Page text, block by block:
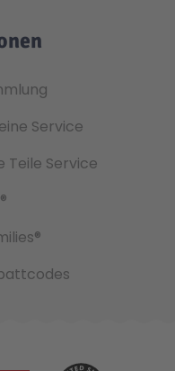
Service
Teile Service